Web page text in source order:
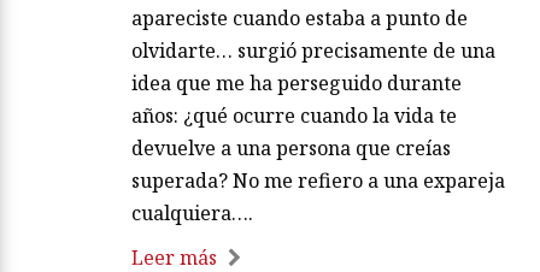
apareciste cuando estaba a punto de
olvidarte… surgió precisamente de una
idea que me ha perseguido durante
años: ¿qué ocurre cuando la vida te
devuelve a una persona que creías
superada? No me refiero a una expareja
cualquiera….
Leer más